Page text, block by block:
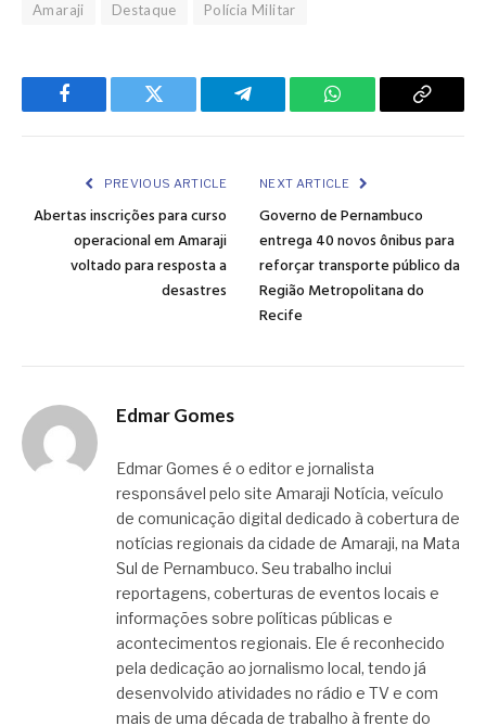
Amaraji Destaque Polícia Militar
Facebook Twitter Telegram WhatsApp Copy
PREVIOUS ARTICLE
Abertas inscrições para curso
operacional em Amaraji
voltado para resposta a
desastres
NEXT ARTICLE
Governo de Pernambuco
entrega 40 novos ônibus para
reforçar transporte público da
Região Metropolitana do
Recife
Edmar Gomes
Edmar Gomes é o editor e jornalista
responsável pelo site Amaraji Notícia, veículo
de comunicação digital dedicado à cobertura de
notícias regionais da cidade de Amaraji, na Mata
Sul de Pernambuco. Seu trabalho inclui
reportagens, coberturas de eventos locais e
informações sobre políticas públicas e
acontecimentos regionais. Ele é reconhecido
pela dedicação ao jornalismo local, tendo já
desenvolvido atividades no rádio e TV e com
mais de uma década de trabalho à frente do